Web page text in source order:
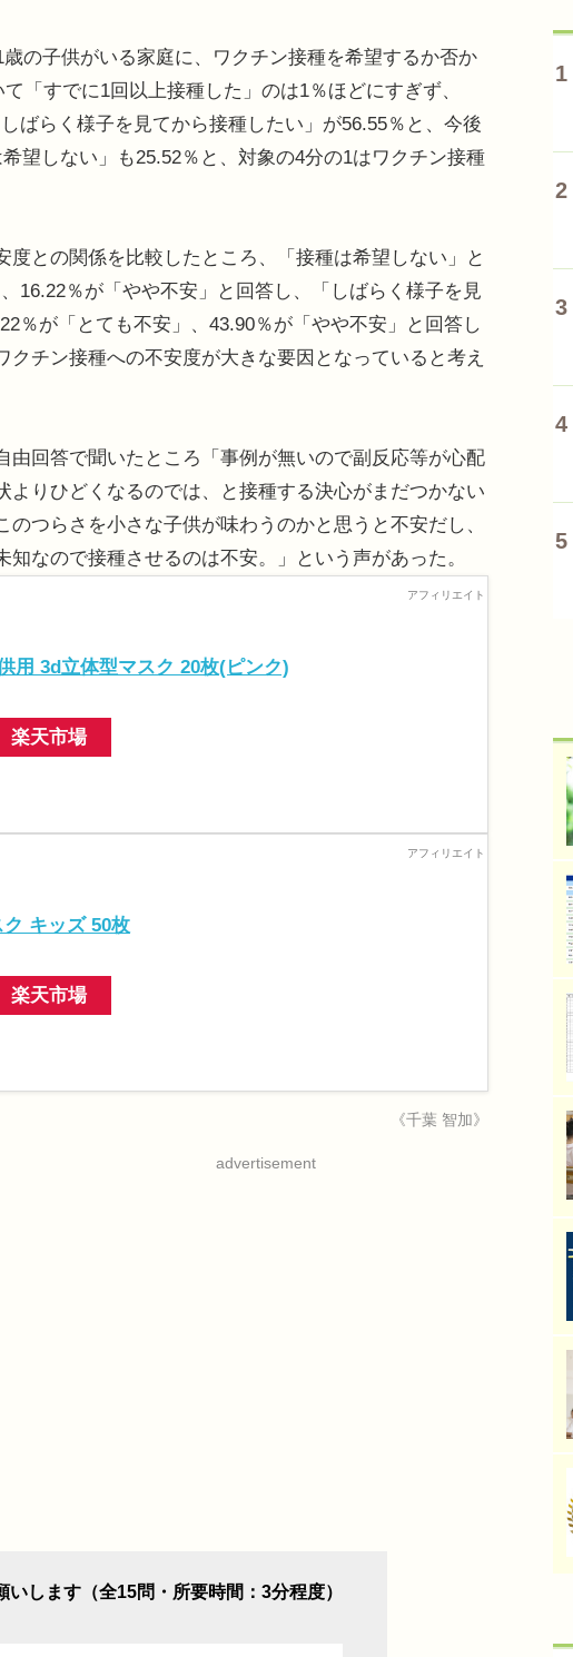
の子供がいる家庭に、ワクチン接種を希望するか否か
「すでに1回以上接種した」のは1％ほどにすぎず、
ばらく様子を見てから接種したい」が56.55％と、今後
望しない」も25.52％と、対象の4分の1はワクチン接種
との関係を比較したところ、「接種は希望しない」と
16.22％が「やや不安」と回答し、「しばらく様子を見
％が「とても不安」、43.90％が「やや不安」と回答し
チン接種への不安度が大きな要因となっていると考え
回答で聞いたところ「事例が無いので副反応等が心配
りひどくなるのでは、と接種する決心がまだつかない
つらさを小さな子供が味わうのかと思うと不安だし、
なので接種させるのは不安。」という声があった。
用 3d立体型マスク 20枚(ピンク)
楽天市場
キッズ 50枚
楽天市場
《千葉 智加》
advertisement
します（全15問・所要時間：3分程度）